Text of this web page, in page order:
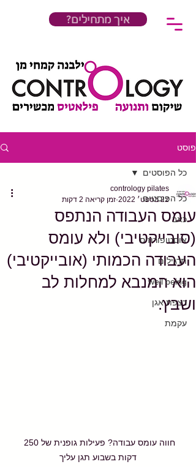
?איך מתחילים
פוסט
כל הפוסטים
כאב
אוסטופורוזיס
תרגילים
well being
רצפת אגן
עקמת
כל הפוסטים
עומס העבודה הנתפס
(סובייקטיבי) ולא עומס
העבודה הכמותי (אובייקטיבי)
הוא המנבא למחלות לב
ושבץ.
contrology pilates
22 בספט׳ 2022
זמן קריאה 2 דקות
דקות בשבוע תגן עליך